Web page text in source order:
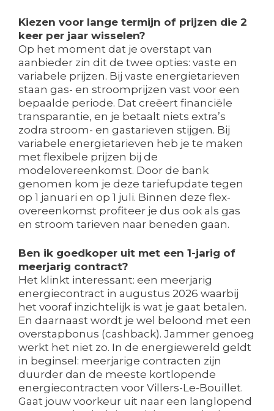
Kiezen voor lange termijn of prijzen die 2
keer per jaar wisselen?
Op het moment dat je overstapt van
aanbieder zin dit de twee opties: vaste en
variabele prijzen. Bij vaste energietarieven
staan gas- en stroomprijzen vast voor een
bepaalde periode. Dat creëert financiële
transparantie, en je betaalt niets extra’s
zodra stroom- en gastarieven stijgen. Bij
variabele energietarieven heb je te maken
met flexibele prijzen bij de
modelovereenkomst. Door de bank
genomen kom je deze tariefupdate tegen
op 1 januari en op 1 juli. Binnen deze flex-
overeenkomst profiteer je dus ook als gas
en stroom tarieven naar beneden gaan.
Ben ik goedkoper uit met een 1-jarig of
meerjarig contract?
Het klinkt interessant: een meerjarig
energiecontract in augustus 2026 waarbij
het vooraf inzichtelijk is wat je gaat betalen.
En daarnaast wordt je wel beloond met een
overstapbonus (cashback). Jammer genoeg
werkt het niet zo. In de energiewereld geldt
in beginsel: meerjarige contracten zijn
duurder dan de meeste kortlopende
energiecontracten voor Villers-Le-Bouillet.
Gaat jouw voorkeur uit naar een langlopend